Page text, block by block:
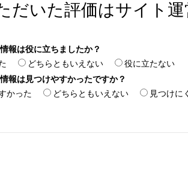
だいた評価はサイト
報は役に立ちましたか？
どちらともいえない
役に立たない
報は見つけやすかったですか？
かった どちらともいえない 見つけに